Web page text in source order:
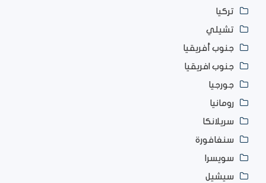
تركيا
تشيلي
جنوب أفريقيا
جنوب افريقيا
جورجيا
رومانيا
سريلانكا
سنغافورة
سويسرا
سيشيل